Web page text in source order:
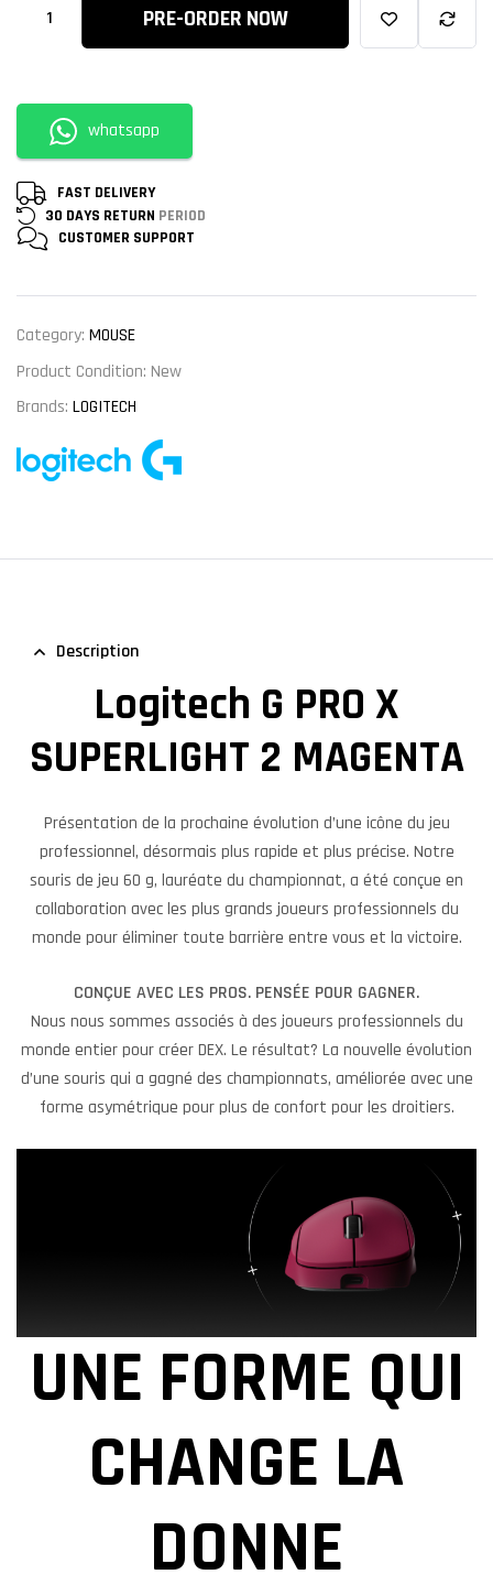
PRE-ORDER NOW
whatsapp
FAST DELIVERY
30 DAYS RETURN PERIOD
CUSTOMER SUPPORT
Category: MOUSE
Product Condition: New
Brands: LOGITECH
Description
Logitech G PRO X
SUPERLIGHT 2 MAGENTA
Présentation de la prochaine évolution d’une icône du jeu
professionnel, désormais plus rapide et plus précise. Notre
souris de jeu 60 g, lauréate du championnat, a été conçue en
collaboration avec les plus grands joueurs professionnels du
monde pour éliminer toute barrière entre vous et la victoire.
CONÇUE AVEC LES PROS. PENSÉE POUR GAGNER.
Nous nous sommes associés à des joueurs professionnels du
monde entier pour créer DEX. Le résultat? La nouvelle évolution
d’une souris qui a gagné des championnats, améliorée avec une
forme asymétrique pour plus de confort pour les droitiers.
UNE FORME QUI
CHANGE LA
DONNE